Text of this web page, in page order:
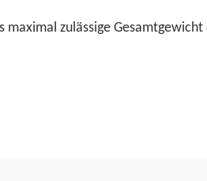
zulässige Gesamtgewicht